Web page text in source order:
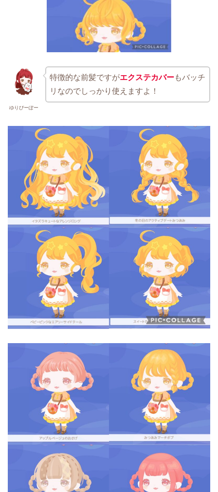
ゆりぴーぽー
特徴的な前髪ですがエクステカバーもバッチ
リなのでしっかり使えますよ！